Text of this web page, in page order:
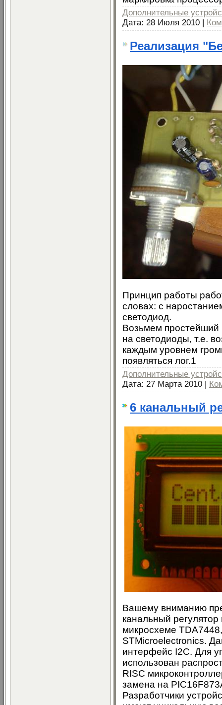
Дополнительные
Дата: 28 Июля 2010 |
Реализация
Принцип работы
словах: с
светодиод.
Возьмем простейший
на светодиоды, т.е.
каждым уровнем
появляться лог.1
Дополнительные
Дата: 27 Марта 2010 |
6 канальный
Вашему вниманию
канальный
микросхеме
STMicroelectronics.
интерфейс I2C. Для
использован
RISC
замена на
Разработчики